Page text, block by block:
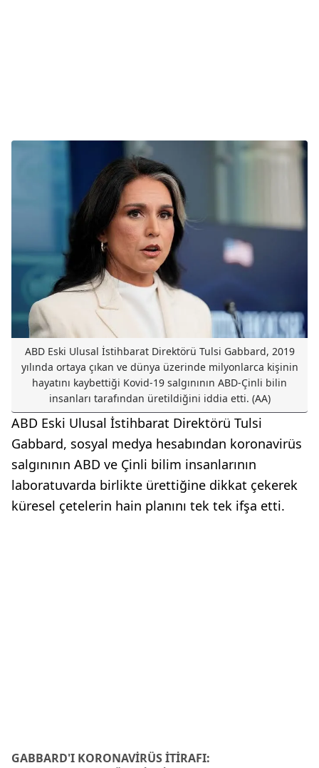
ABD Eski Ulusal İstihbarat Direktörü Tulsi Gabbard, 2019
yılında ortaya çıkan ve dünya üzerinde milyonlarca kişinin
hayatını kaybettiği Kovid-19 salgınının ABD-Çinli bilin
insanları tarafından üretildiğini iddia etti. (AA)
ABD Eski Ulusal İstihbarat Direktörü Tulsi
Gabbard, sosyal medya hesabından koronavirüs
salgınının ABD ve Çinli bilim insanlarının
laboratuvarda birlikte ürettiğine dikkat çekerek
küresel çetelerin hain planını tek tek ifşa etti.
GABBARD'I KORONAVİRÜS İTİRAFI: